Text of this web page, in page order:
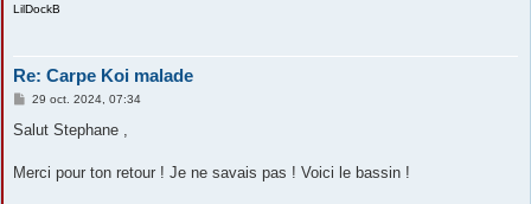
LilDockB
Re: Carpe Koi malade
M
s
g
29 oct. 2024, 07:34
Salut Stephane ,
Merci pour ton retour ! Je ne savais pas ! Voici le bassin !